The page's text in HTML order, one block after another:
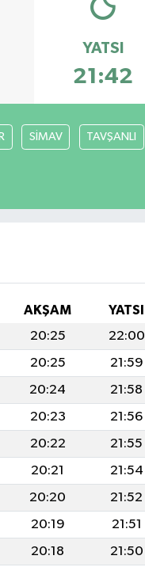
YATSI
21:42
SİMAV TAVŞANLI
AKŞAM
YATSI
20:25
22:00
20:25
21:59
20:24
21:58
20:23
21:56
20:22
21:55
20:21
21:54
20:20
21:52
20:19
21:51
20:18
21:50